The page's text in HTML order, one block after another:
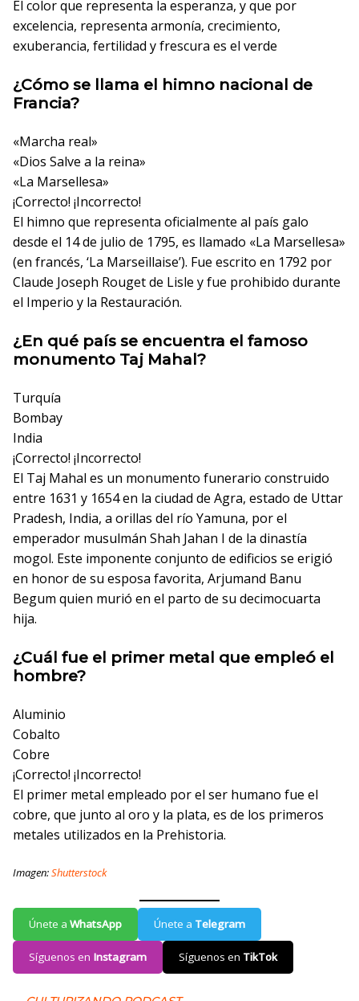
El color que representa la esperanza, y que por
excelencia, representa armonía, crecimiento,
exuberancia, fertilidad y frescura es el verde
¿Cómo se llama el himno nacional de
Francia?
«Marcha real»
«Dios Salve a la reina»
«La Marsellesa»
¡Correcto! ¡Incorrecto!
El himno que representa oficialmente al país galo
desde el 14 de julio de 1795, es llamado «La Marsellesa»
(en francés, ‘La Marseillaise’). Fue escrito en 1792 por
Claude Joseph Rouget de Lisle y fue prohibido durante
el Imperio y la Restauración.
¿En qué país se encuentra el famoso
monumento Taj Mahal?
Turquía
Bombay
India
¡Correcto! ¡Incorrecto!
El Taj Mahal es un monumento funerario construido
entre 1631 y 1654 en la ciudad de Agra, estado de Uttar
Pradesh, India, a orillas del río Yamuna, por el
emperador musulmán Shah Jahan I de la dinastía
mogol. Este imponente conjunto de edificios se erigió
en honor de su esposa favorita, Arjumand Banu
Begum quien murió en el parto de su decimocuarta
hija.
¿Cuál fue el primer metal que empleó el
hombre?
Aluminio
Cobalto
Cobre
¡Correcto! ¡Incorrecto!
El primer metal empleado por el ser humano fue el
cobre, que junto al oro y la plata, es de los primeros
metales utilizados en la Prehistoria.
Imagen:Shutterstock
Únete a WhatsApp Únete a Telegram
Síguenos en Instagram Síguenos en TikTok